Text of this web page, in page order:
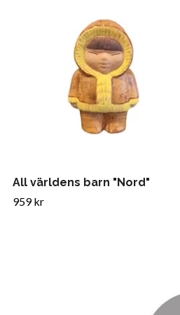
All världens barn "Nord"
959 kr